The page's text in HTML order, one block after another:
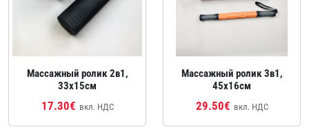
Массажный ролик 2в1,
33x15см
17.30€ вкл. НДС
Массажный ролик 3в1,
45x16см
29.50€ вкл. НДС